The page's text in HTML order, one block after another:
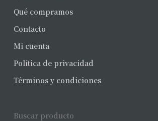
Qué compramos
Contacto
Mi cuenta
Política de privacidad
Términos y condiciones
Buscar producto